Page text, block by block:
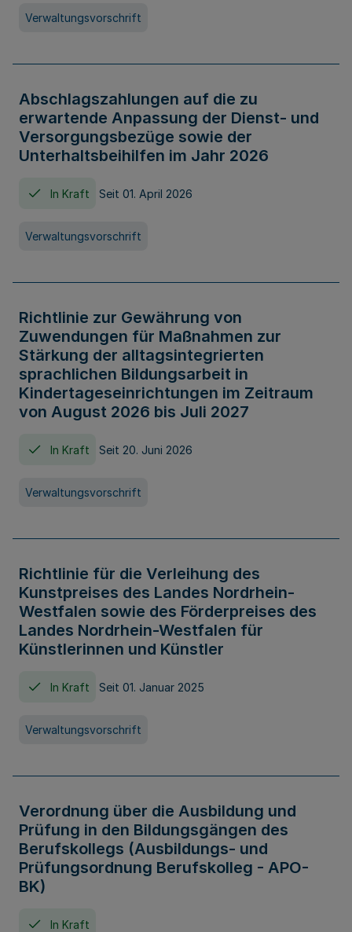
Verwaltungsvorschrift
Abschlagszahlungen auf die zu
erwartende Anpassung der Dienst- und
Versorgungsbezüge sowie der
Unterhaltsbeihilfen im Jahr 2026
In Kraft Seit 01. April 2026
Verwaltungsvorschrift
Richtlinie zur Gewährung von
Zuwendungen für Maßnahmen zur
Stärkung der alltagsintegrierten
sprachlichen Bildungsarbeit in
Kindertageseinrichtungen im Zeitraum
von August 2026 bis Juli 2027
In Kraft Seit 20. Juni 2026
Verwaltungsvorschrift
Richtlinie für die Verleihung des
Kunstpreises des Landes Nordrhein-
Westfalen sowie des Förderpreises des
Landes Nordrhein-Westfalen für
Künstlerinnen und Künstler
In Kraft Seit 01. Januar 2025
Verwaltungsvorschrift
Verordnung über die Ausbildung und
Prüfung in den Bildungsgängen des
Berufskollegs (Ausbildungs- und
Prüfungsordnung Berufskolleg - APO-
BK)
In Kraft